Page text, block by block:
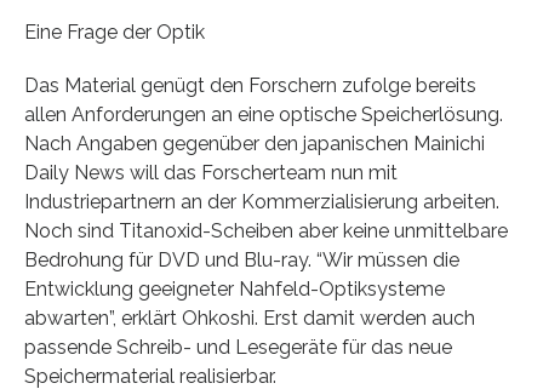
Eine Frage der Optik
Das Material genügt den Forschern zufolge bereits
allen Anforderungen an eine optische Speicherlösung.
Nach Angaben gegenüber den japanischen Mainichi
Daily News will das Forscherteam nun mit
Industriepartnern an der Kommerzialisierung arbeiten.
Noch sind Titanoxid-Scheiben aber keine unmittelbare
Bedrohung für DVD und Blu-ray. “Wir müssen die
Entwicklung geeigneter Nahfeld-Optiksysteme
abwarten”, erklärt Ohkoshi. Erst damit werden auch
passende Schreib- und Lesegeräte für das neue
Speichermaterial realisierbar.